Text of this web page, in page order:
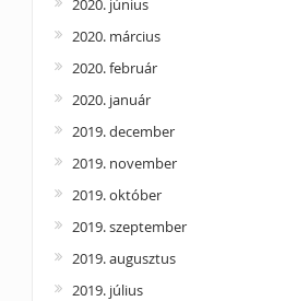
2020. június
2020. március
2020. február
2020. január
2019. december
2019. november
2019. október
2019. szeptember
2019. augusztus
2019. július